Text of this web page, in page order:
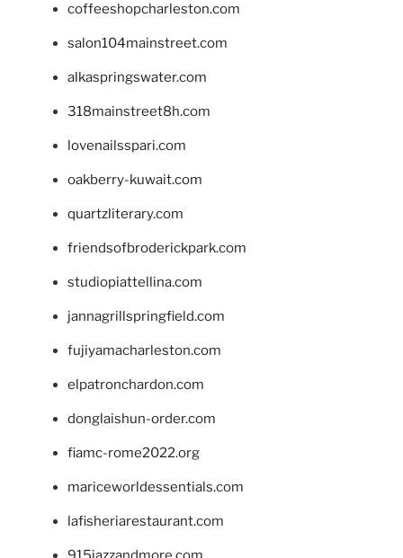
coffeeshopcharleston.com
salon104mainstreet.com
alkaspringswater.com
318mainstreet8h.com
lovenailsspari.com
oakberry-kuwait.com
quartzliterary.com
friendsofbroderickpark.com
studiopiattellina.com
jannagrillspringfield.com
fujiyamacharleston.com
elpatronchardon.com
donglaishun-order.com
fiamc-rome2022.org
mariceworldessentials.com
lafisheriarestaurant.com